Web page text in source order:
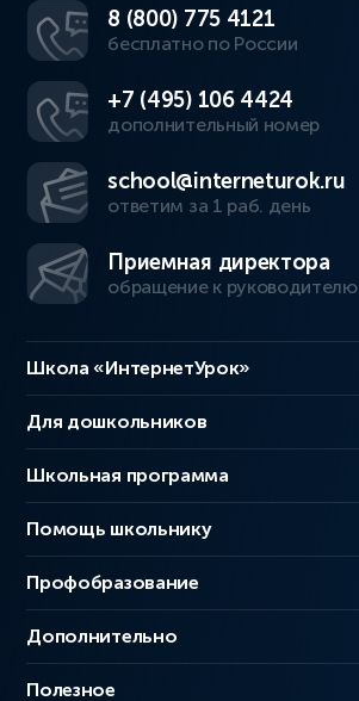
8 (800) 775 4121
бесплатно по России
+7 (495) 106 4424
дополнительный номер
school@interneturok.ru
ответим за 1 раб. день
Приемная директора
обращение к руководителю
Школа «ИнтернетУрок»
Для дошкольников
Школьная программа
Помощь школьнику
Профобразование
Дополнительно
Полезное